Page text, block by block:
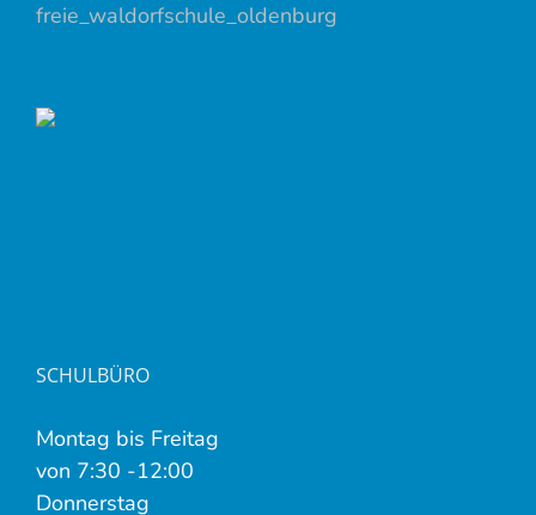
freie_waldorfschule_oldenburg
SCHULBÜRO
Montag bis Freitag
von 7:30 -12:00
Donnerstag